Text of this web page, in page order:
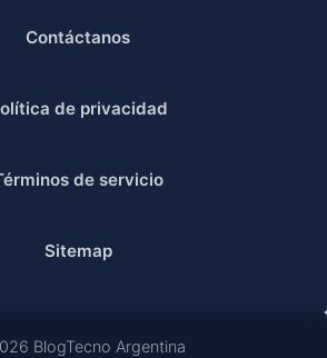
Contáctanos
de privacidad
de servicio
Sitemap
BlogTecno Argentina